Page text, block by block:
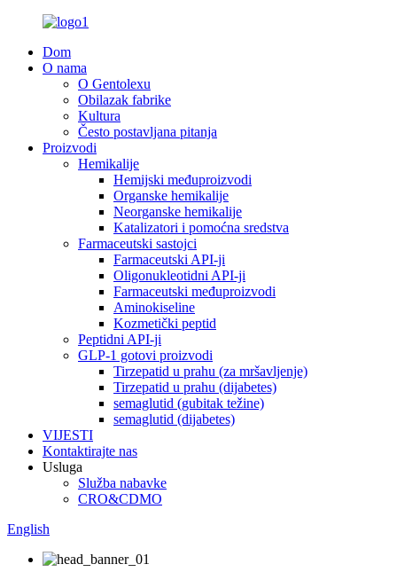
Dom
O nama
O Gentolexu
Obilazak fabrike
Kultura
Često postavljana pitanja
Proizvodi
Hemikalije
Hemijski međuproizvodi
Organske hemikalije
Neorganske hemikalije
Katalizatori i pomoćna sredstva
Farmaceutski sastojci
Farmaceutski API-ji
Oligonukleotidni API-ji
Farmaceutski međuproizvodi
Aminokiseline
Kozmetički peptid
Peptidni API-ji
GLP-1 gotovi proizvodi
Tirzepatid u prahu (za mršavljenje)
Tirzepatid u prahu (dijabetes)
semaglutid (gubitak težine)
semaglutid (dijabetes)
VIJESTI
Kontaktirajte nas
Usluga
Služba nabavke
CRO&CDMO
English